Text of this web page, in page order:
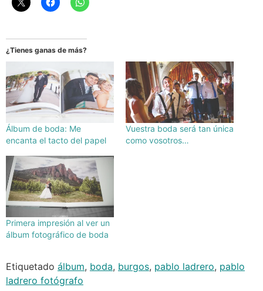
¿Tienes ganas de más?
Álbum de boda: Me
encanta el tacto del papel
Vuestra boda será tan única
como vosotros…
Primera impresión al ver un
álbum fotográfico de boda
Etiquetado álbum, boda, burgos, pablo ladrero, pablo
ladrero fotógrafo